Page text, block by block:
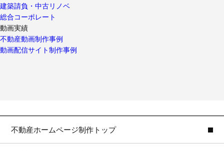
建築請負・中古リノベ
総合コーポレート
動画実績
不動産動画制作事例
動画配信サイト制作事例
不動産ホームページ制作トップ